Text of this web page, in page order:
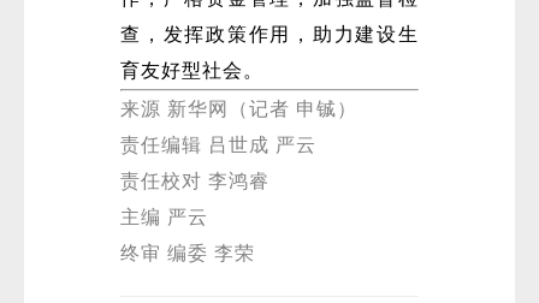
查，发挥政策作用，助力建设生
育友好型社会。
来源 新华网（记者 申铖）
责任编辑 吕世成 严云
责任校对 李鸿睿
主编 严云
终审 编委 李荣